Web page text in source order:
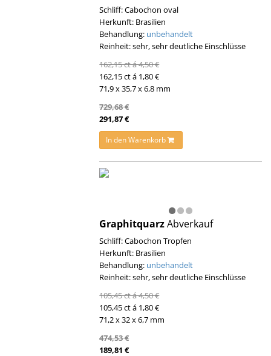
Schliff: Cabochon oval
Herkunft: Brasilien
Behandlung: unbehandelt
Reinheit: sehr, sehr deutliche Einschlüsse
162,15 ct á 4,50 €
162,15 ct á 1,80 €
71,9 x 35,7 x 6,8 mm
729,68 €
291,87 €
In den Warenkorb
GraphitquarzAbverkauf
Schliff: Cabochon Tropfen
Herkunft: Brasilien
Behandlung: unbehandelt
Reinheit: sehr, sehr deutliche Einschlüsse
105,45 ct á 4,50 €
105,45 ct á 1,80 €
71,2 x 32 x 6,7 mm
474,53 €
189,81 €